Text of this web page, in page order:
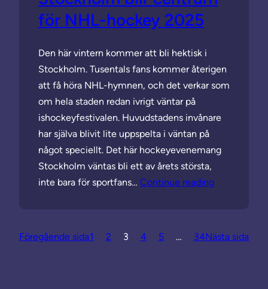
för NHL-hockey 2025
Den här vintern kommer att bli hektisk i
Stockholm. Tusentals fans kommer återigen
att få höra NHL-hymnen, och det verkar som
om hela staden redan ivrigt väntar på
ishockeyfestivalen. Huvudstadens invånare
har själva blivit lite uppspelta i väntan på
något speciellt. Det här hockeyevenemang
Stockholm väntas bli ett av årets största,
inte bara för sportfans… Continue reading
Föregående sida1 2 3 4 5 … 34Nästa sida